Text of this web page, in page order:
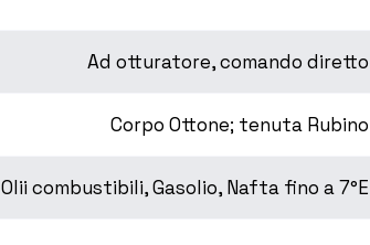
Ad otturatore, comando diretto
Corpo Ottone; tenuta Rubino
Olii combustibili, Gasolio, Nafta fino a 7°E